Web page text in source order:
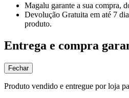
Magalu garante a sua compra,
Devolução Gratuita em até 7
produto.
Entrega e compra
Fechar
Produto vendido e entregue por loja